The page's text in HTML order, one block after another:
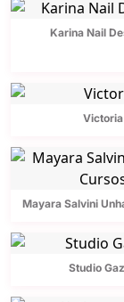
Karina Nail
Victoria
Mayara Salvini
Studio